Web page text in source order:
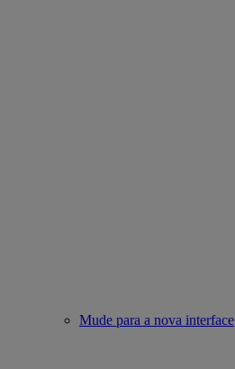
Mude para a nova interface